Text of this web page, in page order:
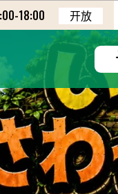
-18:00 开放